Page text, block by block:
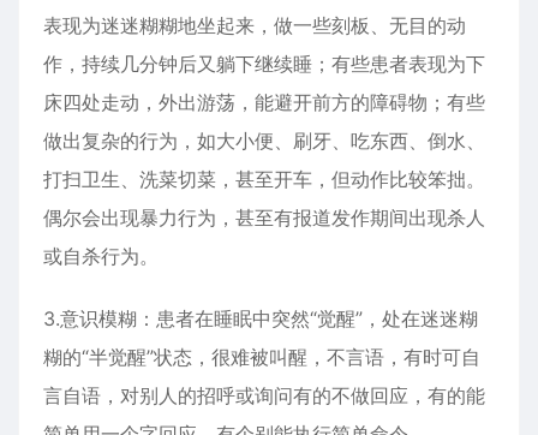
表现为迷迷糊糊地坐起来，做一些刻板、无目的动
作，持续几分钟后又躺下继续睡；有些患者表现为下
床四处走动，外出游荡，能避开前方的障碍物；有些
做出复杂的行为，如大小便、刷牙、吃东西、倒水、
打扫卫生、洗菜切菜，甚至开车，但动作比较笨拙。
偶尔会出现暴力行为，甚至有报道发作期间出现杀人
或自杀行为。
3.意识模糊：患者在睡眠中突然“觉醒”，处在迷迷糊
糊的“半觉醒”状态，很难被叫醒，不言语，有时可自
言自语，对别人的招呼或询问有的不做回应，有的能